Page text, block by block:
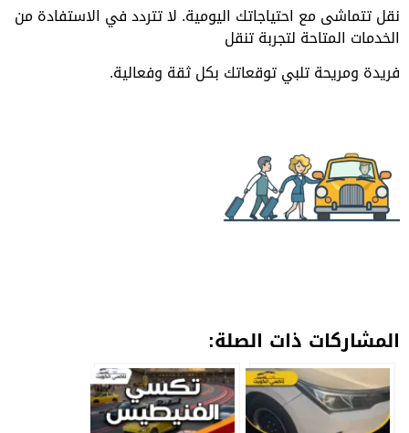
نقل تتماشى مع احتياجاتك اليومية. لا تتردد في الاستفادة من
الخدمات المتاحة لتجربة تنقل
فريدة ومريحة تلبي توقعاتك بكل ثقة وفعالية.
المشاركات ذات الصلة: